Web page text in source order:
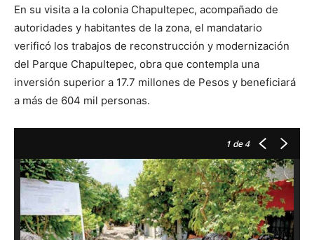
En su visita a la colonia Chapultepec, acompañado de
autoridades y habitantes de la zona, el mandatario
verificó los trabajos de reconstrucción y modernización
del Parque Chapultepec, obra que contempla una
inversión superior a 17.7 millones de Pesos y beneficiará
a más de 604 mil personas.
1 de 4